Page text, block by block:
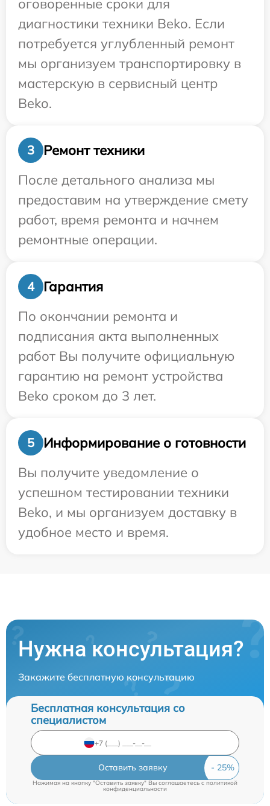
оговоренные сроки для
диагностики техники Beko. Если
потребуется углубленный ремонт
мы организуем транспортировку в
мастерскую в сервисный центр
Beko.
3
Ремонт техники
После детального анализа мы
предоставим на утверждение смету
работ, время ремонта и начнем
ремонтные операции.
4
Гарантия
По окончании ремонта и
подписания акта выполненных
работ Вы получите официальную
гарантию на ремонт устройства
Beko сроком до 3 лет.
5
Информирование о готовности
Вы получите уведомление о
успешном тестировании техники
Beko, и мы организуем доставку в
удобное место и время.
Нужна консультация?
Закажите бесплатную консультацию
Бесплатная консультация со
специалистом
Оставить заявку
Нажимая на кнопку "Оставить заявку" Вы соглашаетесь cполитикой
конфиденциальности